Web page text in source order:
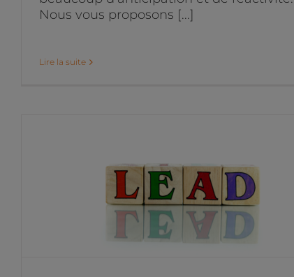
Nous vous proposons [...]
Lire la suite
Comment générer plus de
leads BtoB ?
Projets marketing digital